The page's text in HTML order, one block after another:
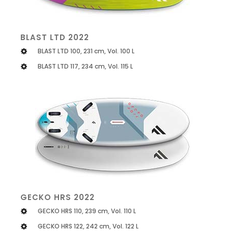
BLAST LTD 2022
BLAST LTD 100, 231 cm, Vol. 100 L
BLAST LTD 117, 234 cm, Vol. 115 L
GECKO HRS 2022
GECKO HRS 110, 239 cm, Vol. 110 L
GECKO HRS 122, 242 cm, Vol. 122 L